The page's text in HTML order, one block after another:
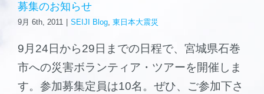
施設案内
募集のお知らせ
9月 6th, 2011 SEIJI Blog, 東日本大震災
9月24日から29日までの日程で、宮城県石巻
市への災害ボランティア・ツアーを開催しま
す。参加募集定員は10名。ぜひ、ご参加下さ